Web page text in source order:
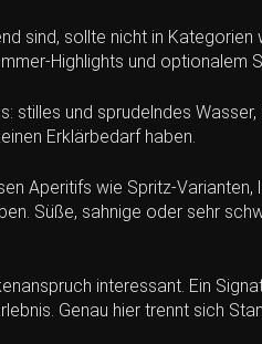
sind, sollte nicht in
Highlights und optionalem
und sprudelndes
Erklärbedarf haben.
Aperitifs wie Spritz-
Süße, sahnige oder sehr
interessant. Ein
Genau hier trennt sich